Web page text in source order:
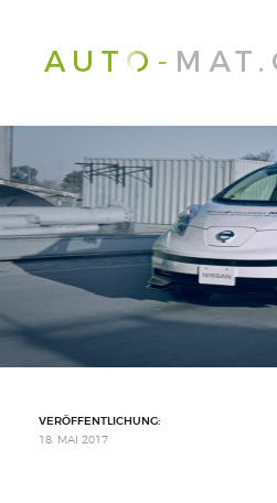
VERÖFFENTLICHUNG:
18. MAI 2017